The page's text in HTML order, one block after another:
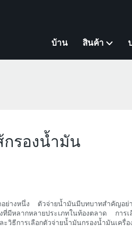
บ้าน สินค้า
กรองน้ำมัน
างหนึ่ง ตัวจ่ายน้ำมันมีบทบาทสำคัญอย่
หลากหลายประเภทในท้องตลาด การเ
ธีการเลือกตัวจ่ายน้ำมันกรองน้ำมันเครื่